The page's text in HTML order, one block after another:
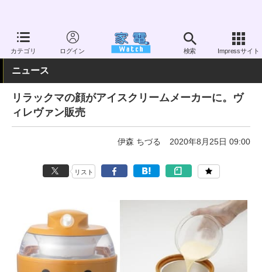
カテゴリ ログイン 検索 Impressサイト
家電 Watch 生活家電 キッチン家電 アイスクリームメーカー
ニュース
リラックマの顔がアイスクリームメーカーに。ヴ
ィレヴァン販売
伊森 ちづる 2020年8月25日 09:00
リスト